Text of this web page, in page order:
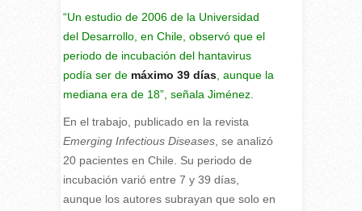
“Un estudio de 2006de la Universidad
del Desarrollo, en Chile, observó que el
periodo de incubación del hantavirus
podía ser de máximo 39 días, aunque la
mediana era de 18”, señala Jiménez.
En el trabajo, publicado en la revista
Emerging Infectious Diseases, se analizó
20 pacientes en Chile. Su periodo de
incubación varió entre 7 y 39 días,
aunque los autores subrayan que solo en